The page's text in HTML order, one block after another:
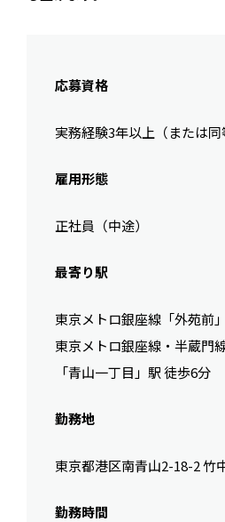
応募資格
実務経験3年以上（または同
雇用形態
正社員（中途）
最寄り駅
東京メトロ銀座線「外苑前
東京メトロ銀座線・半蔵門
「青山一丁目」駅 徒歩6分
勤務地
東京都港区南青山2-18-2 竹
勤務時間